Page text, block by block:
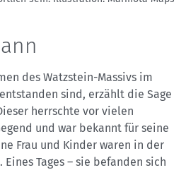
des Watzstein-Massivs im
sind, erzählt die Sage
herrschte vor vielen
und war bekannt für seine
Frau und Kinder waren in der
Tages – sie befanden sich